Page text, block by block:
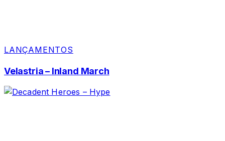
LANÇAMENTOS
Velastria – Inland March